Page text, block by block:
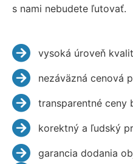
s nami nebudete ľutovať.
vysoká úroveň
nezáväzná cenová
transparentné ceny
korektný a ľudský
garancia dodania